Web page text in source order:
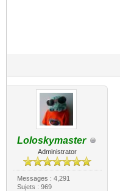
Loloskymaster
Administrator
Messages : 4,291
Sujets : 969